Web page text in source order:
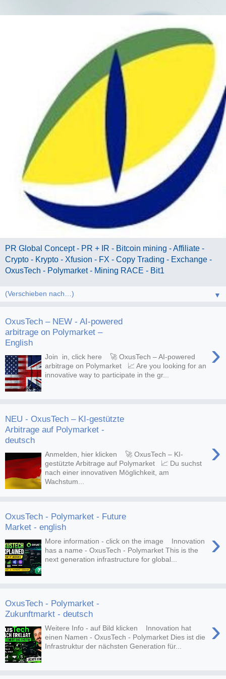
PR Global Concept - PR + IR - Bitcoin mining - Affiliate -
Crypto - Krypto - Xfusion - FX - Copy Trading - Exchange -
OxusTech - Polymarket - Mining RACE - Bit1
▼
OxusTech – NEW - AI-powered
arbitrage on Polymarket –
English
›
Join in, click here 🚀 OxusTech – AI-powered
arbitrage on Polymarket 📈 Are you looking for an
innovative way to participate in the gr...
NEU - OxusTech – KI-gestützte
Arbitrage auf Polymarket -
deutsch
›
Anmelden, hier klicken 🚀 OxusTech – KI-
gestützte Arbitrage auf Polymarket 📈 Du suchst
nach einer innovativen Möglichkeit, am
Wachstum...
OxusTech - Polymarket - Future
Market - english
›
More information - click on the image Innovation
has a name - OxusTech - Polymarket This is the
next generation infrastructure for global...
OxusTech - Polymarket -
Zukunftmarkt - deutsch
›
Weitere Info - auf Bild klicken Innovation hat
einen Namen - OxusTech - Polymarket Dies ist die
Infrastruktur der nächsten Generation für...